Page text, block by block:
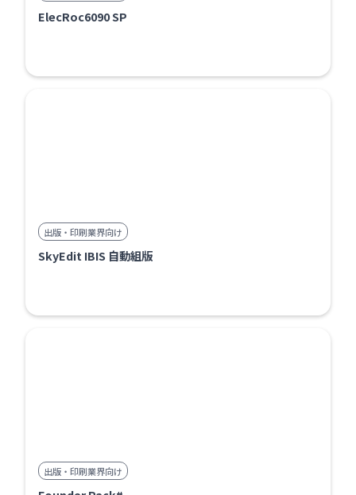
ElecRoc6090 SP
出版・印刷業界向け
SkyEdit IBIS 自動組版
出版・印刷業界向け